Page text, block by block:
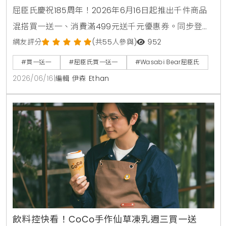
屈臣氏慶祝185周年！2026年6月16日起推出千件商品
混搭買一送一、消費滿499元送千元優惠券。同步登場
的還有韓國Wasabi Bear第二彈聯名加價購，包含小提
袋、製冷風扇與藍芽音箱，消費滿1850元再送獨家185
周年紀念熊。7月9日更將於台北大稻埕開設復古主題快
閃店，重現經典時代場景。
網友評分 (共55人參與) 952
#買一送一 #屈臣氏買一送一 #Wasabi Bear屈臣氏
2026/06/16 編輯 伊森 Ethan
飲料控快看！CoCo手作仙草凍乳週三買一送